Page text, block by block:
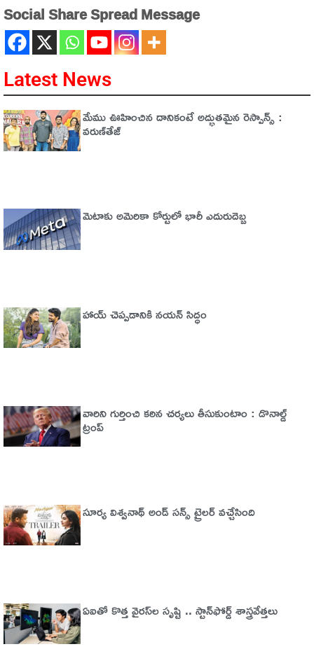
Social Share Spread Message
Latest News
మేము ఊహించిన దానికంటే అద్భుతమైన రెస్పాన్స్ :
వరుణ్‌తేజ్‌
మెటాకు అమెరికా కోర్టులో భారీ ఎదురుదెబ్బ
హాయ్ చెప్పడానికి నయన్ సిద్ధం
వారిని గుర్తించి కఠిన చర్యలు తీసుకుంటాం : డొనాల్డ్
ట్రంప్
సూర్య విశ్వనాథ్ అండ్ సన్స్ ట్రైలర్ వచ్చేసింది
ఏఐతో కొత్త వైరస్‌ల సృష్టి .. స్టాన్‌ఫోర్డ్‌ శాస్త్రవేత్తలు